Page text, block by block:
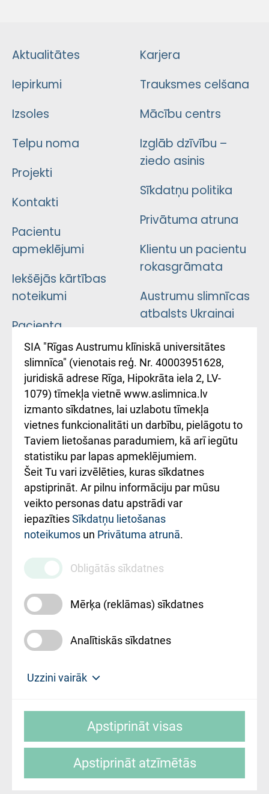
Aktualitātes
Iepirkumi
Izsoles
Telpu noma
Projekti
Kontakti
Pacientu
apmeklējumi
Iekšējās kārtības
noteikumi
Pacienta
atsauksmju/sūdzību
iesniegšanas
kārtība
Kā pie mums nokļūt
Rēķinu apmaksas
ceļvedis
Rekvizīti un
ārstniecības
iestādes kods
010000234
Maksas
pakalpojumu
cenrādis
Karjera
Trauksmes celšana
Mācību centrs
Izglāb dzīvību –
ziedo asinis
Sīkdatņu politika
Privātuma atruna
Klientu un pacientu
rokasgrāmata
Austrumu slimnīcas
atbalsts Ukrainai
Підтримка Східної
лікарні та співпраця з
Україною
Mājas lapas izstrāde:
SIA "Rīgas Austrumu klīniskā universitātes
slimnīca" (vienotais reģ. Nr. 40003951628,
juridiskā adrese Rīga, Hipokrāta iela 2, LV-
1079) tīmekļa vietnē www.aslimnica.lv
izmanto sīkdatnes, lai uzlabotu tīmekļa
vietnes funkcionalitāti un darbību, pielāgotu to
Taviem lietošanas paradumiem, kā arī iegūtu
statistiku par lapas apmeklējumiem.
Šeit Tu vari izvēlēties, kuras sīkdatnes
apstiprināt. Ar pilnu informāciju par mūsu
veikto personas datu apstrādi var
iepazītiesSīkdatņu lietošanas
noteikumos un Privātuma atrunā.
Obligātās sīkdatnes
Mērķa (reklāmas) sīkdatnes
Analītiskās sīkdatnes
Uzzini vairāk
slimnīca, turpmāk – Pārzinis, sīkdatņu
sīkdatņu izmantošanas nosacījumiem.
Apstiprināt visas
Apstiprināt atzīmētās